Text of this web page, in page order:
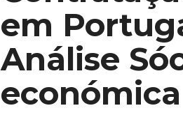
em
Análise